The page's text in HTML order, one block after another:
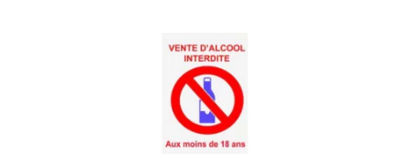
options
peuvent
être
choisies
sur